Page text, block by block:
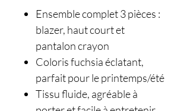
Ensemble complet 3 pièces :
blazer, haut court et
pantalon crayon
Coloris fuchsia éclatant,
parfait pour le printemps/été
Tissu fluide, agréable à